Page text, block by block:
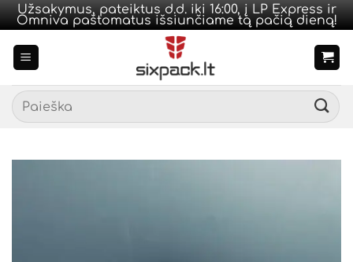
Užsakymus, pateiktus d.d. iki 16:00, į LP Express ir
Omniva paštomatus išsiunčiame tą pačią dieną!
Ieškoti: